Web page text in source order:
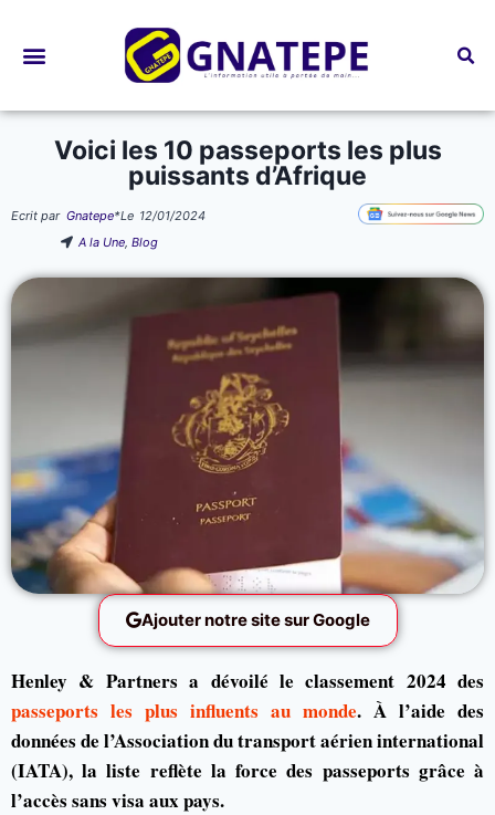
Voici les 10 passeports les plus
puissants d’Afrique
Ecrit par Gnatepe*Le 12/01/2024
A la Une,Blog
Ajouter notre site sur Google
Henley & Partners a dévoilé le classement 2024 des
passeports les plus influents au monde. À l’aide des
données de l’Association du transport aérien international
(IATA), la liste reflète la force des passeports grâce à
l’accès sans visa aux pays.